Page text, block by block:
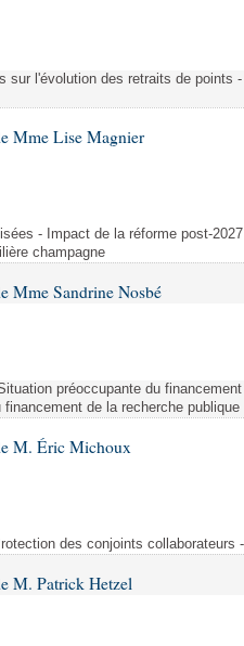
sur l'évolution des retraits de points
Mme Lise Magnier
- Impact de la réforme post-
champagne
Mme Sandrine Nosbé
préoccupante du
de la recherche publique
M. Éric Michoux
des conjoints collaborateurs
M. Patrick Hetzel